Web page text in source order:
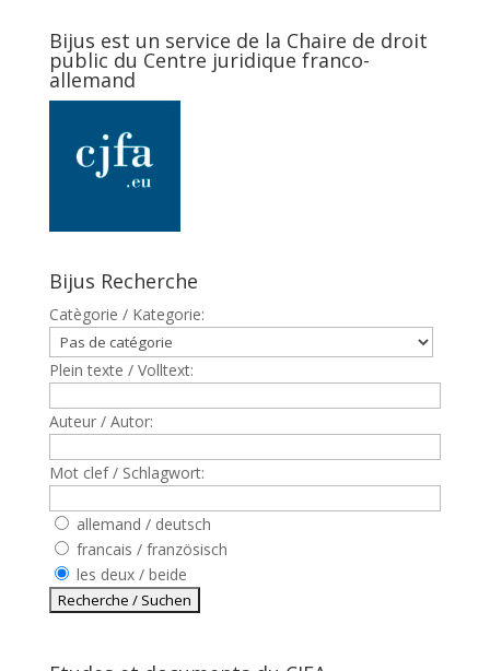
Bijus est un service de la Chaire de droit
public du Centre juridique franco-
allemand
Bijus Recherche
Catègorie / Kategorie:
Plein texte / Volltext:
Auteur / Autor:
Mot clef / Schlagwort:
allemand / deutsch
francais / französisch
les deux / beide